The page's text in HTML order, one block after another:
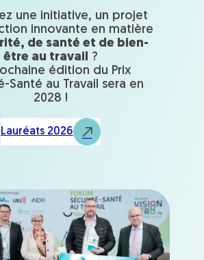
une initiative, un projet
innovante en matière
de santé et de bien-
être au travail ?
édition du Prix
Santé au Travail sera en
2028 !
Lauréats 2026